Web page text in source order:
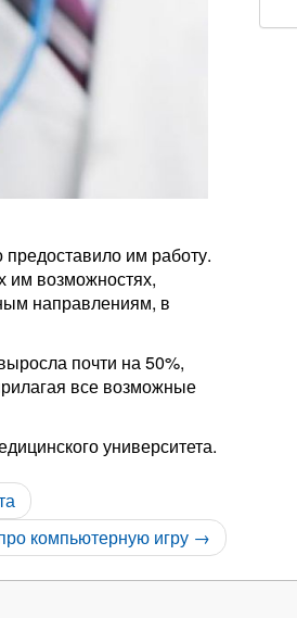
им работу.
им возможностях,
направлениям, в
почти на 50%,
все возможные
университета.
компьютерную игру →